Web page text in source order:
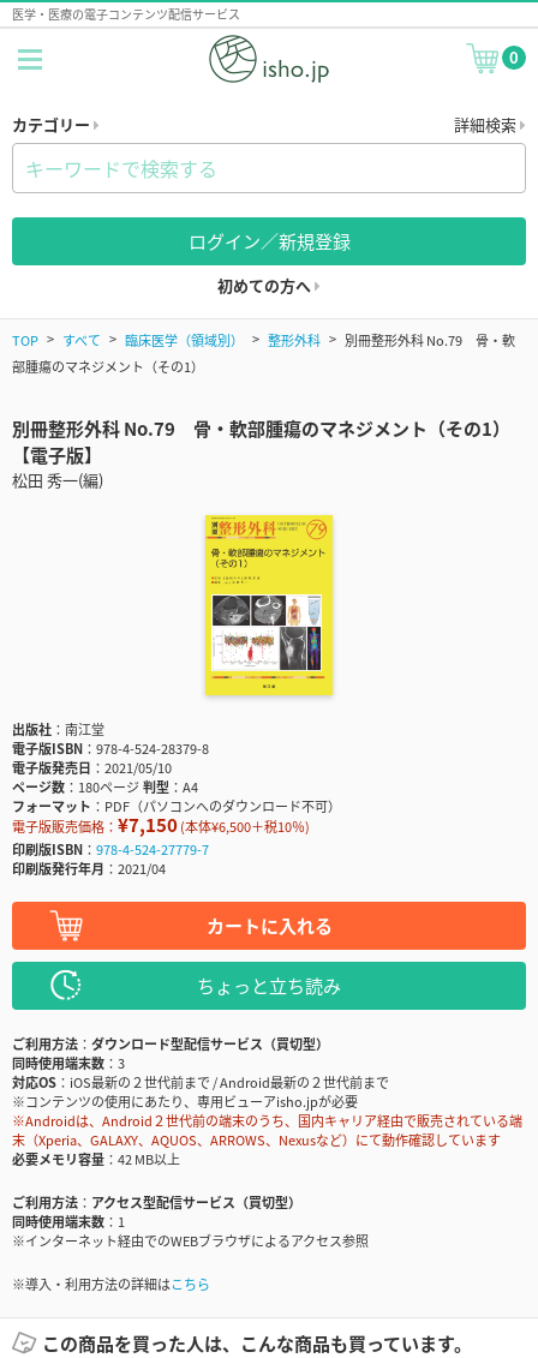
医学・医療の電子コンテンツ配信サービス
0
カテゴリー 詳細検索
ログイン／新規登録
初めての方へ
TOP すべて 臨床医学（領域別） 整形外科
別冊整形外科 No.79 骨・軟
部腫瘍のマネジメント（その1）
別冊整形外科 No.79 骨・軟部腫瘍のマネジメント（その1）
【電子版】
松田 秀一(編)
出版社
南江堂
電子版ISBN
978-4-524-28379-8
電子版発売日
2021/05/10
ページ数
180ページ判型
A4
フォーマット
PDF（パソコンへのダウンロード不可）
電子版販売価格： ¥7,150(本体¥6,500＋税10％)
印刷版ISBN
978-4-524-27779-7
印刷版発行年月
2021/04
カートに入れる
ちょっと立ち読み
ご利用方法
ダウンロード型配信サービス（買切型）
同時使用端末数
3
対応OS
iOS最新の２世代前まで / Android最新の２世代前まで
※コンテンツの使用にあたり、専用ビューアisho.jpが必要
※Androidは、Android２世代前の端末のうち、国内キャリア経由で販売されている端
末（Xperia、GALAXY、AQUOS、ARROWS、Nexusなど）にて動作確認しています
必要メモリ容量
42 MB以上
ご利用方法
アクセス型配信サービス（買切型）
同時使用端末数
1
※インターネット経由でのWEBブラウザによるアクセス参照
※導入・利用方法の詳細はこちら
この商品を買った人は、こんな商品も買っています。